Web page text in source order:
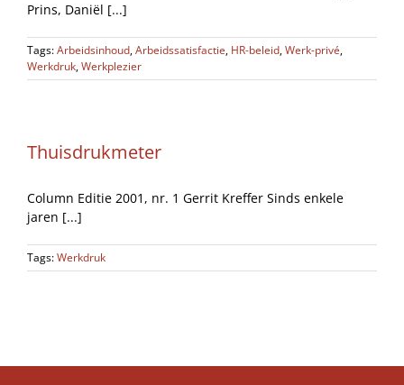
Prins, Daniël [...]
Tags:Arbeidsinhoud,Arbeidssatisfactie, HR-beleid,Werk-privé,
Werkdruk,Werkplezier
Thuisdrukmeter
Column Editie 2001, nr. 1 Gerrit Kreffer Sinds enkele
jaren [...]
Tags:Werkdruk